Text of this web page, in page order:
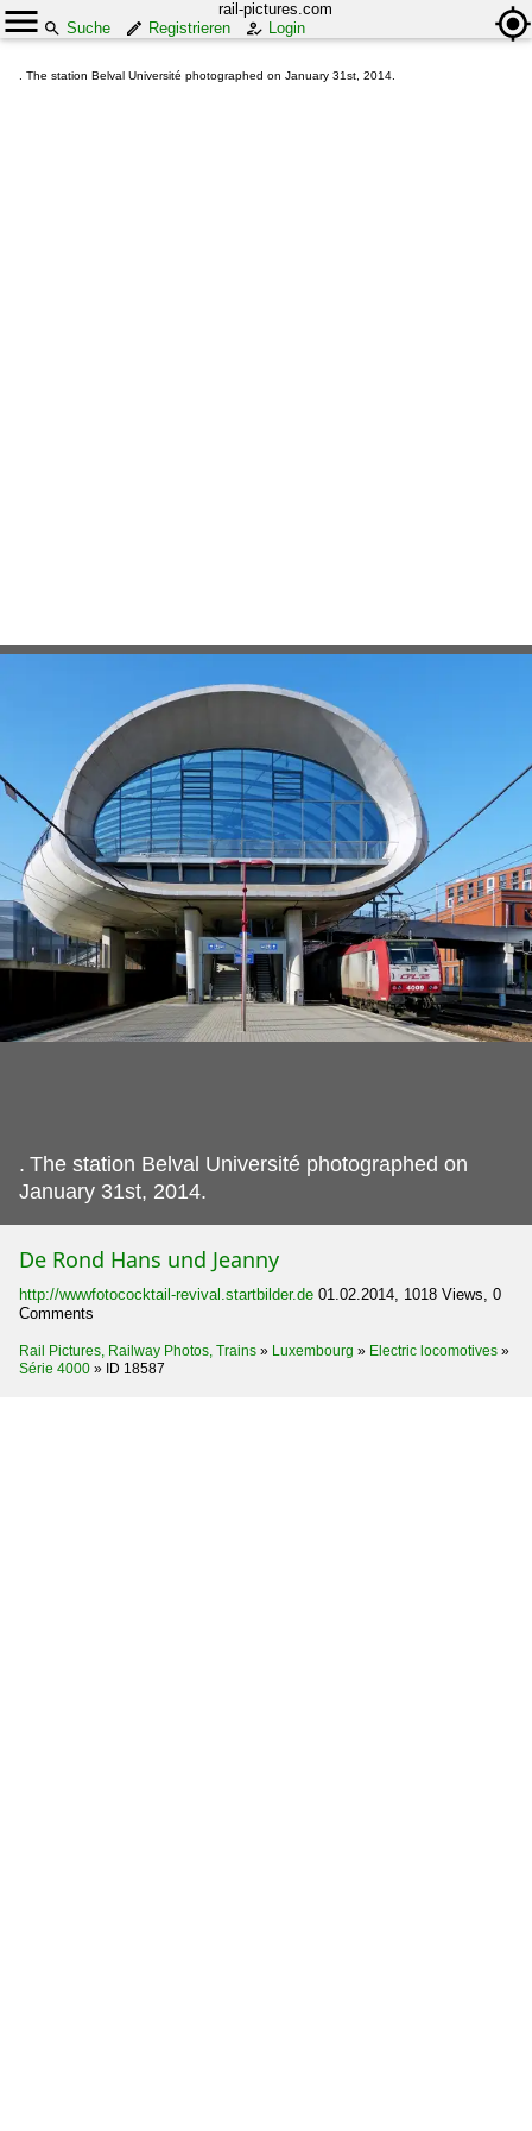
rail-pictures.com
Suche
Registrieren Login
. The station Belval Université photographed on January 31st, 2014.
. The station Belval Université photographed on
January 31st, 2014.
De Rond Hans und Jeanny
http://wwwfotococktail-revival.startbilder.de 01.02.2014, 1018 Views, 0
Comments
Rail Pictures, Railway Photos, Trains » Luxembourg » Electric locomotives »
Série 4000 » ID 18587